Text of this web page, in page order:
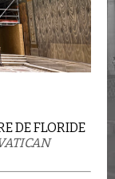
DE FLORIDE